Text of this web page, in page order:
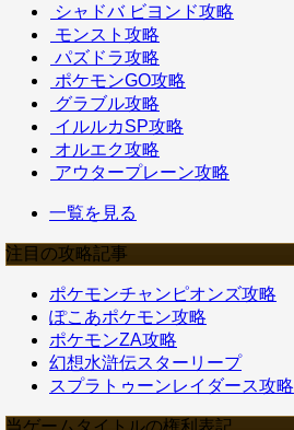
シャドバ ビヨンド攻略
モンスト攻略
パズドラ攻略
ポケモンGO攻略
グラブル攻略
イルルカSP攻略
オルエク攻略
アウタープレーン攻略
一覧を見る
注目の攻略記事
ポケモンチャンピオンズ攻略
ぽこあポケモン攻略
ポケモンZA攻略
幻想水滸伝スターリープ
スプラトゥーンレイダース攻略
当ゲームタイトルの権利表記